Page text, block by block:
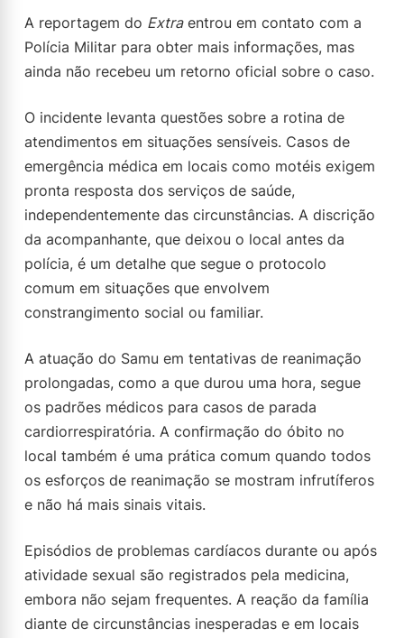
A reportagem do Extraentrou em contato com a
Polícia Militar para obter mais informações, mas
ainda não recebeu um retorno oficial sobre o caso.
O incidente levanta questões sobre a rotina de
atendimentos em situações sensíveis. Casos de
emergência médica em locais como motéis exigem
pronta resposta dos serviços de saúde,
independentemente das circunstâncias. A discrição
da acompanhante, que deixou o local antes da
polícia, é um detalhe que segue o protocolo
comum em situações que envolvem
constrangimento social ou familiar.
A atuação do Samu em tentativas de reanimação
prolongadas, como a que durou uma hora, segue
os padrões médicos para casos de parada
cardiorrespiratória. A confirmação do óbito no
local também é uma prática comum quando todos
os esforços de reanimação se mostram infrutíferos
e não há mais sinais vitais.
Episódios de problemas cardíacos durante ou após
atividade sexual são registrados pela medicina,
embora não sejam frequentes. A reação da família
diante de circunstâncias inesperadas e em locais